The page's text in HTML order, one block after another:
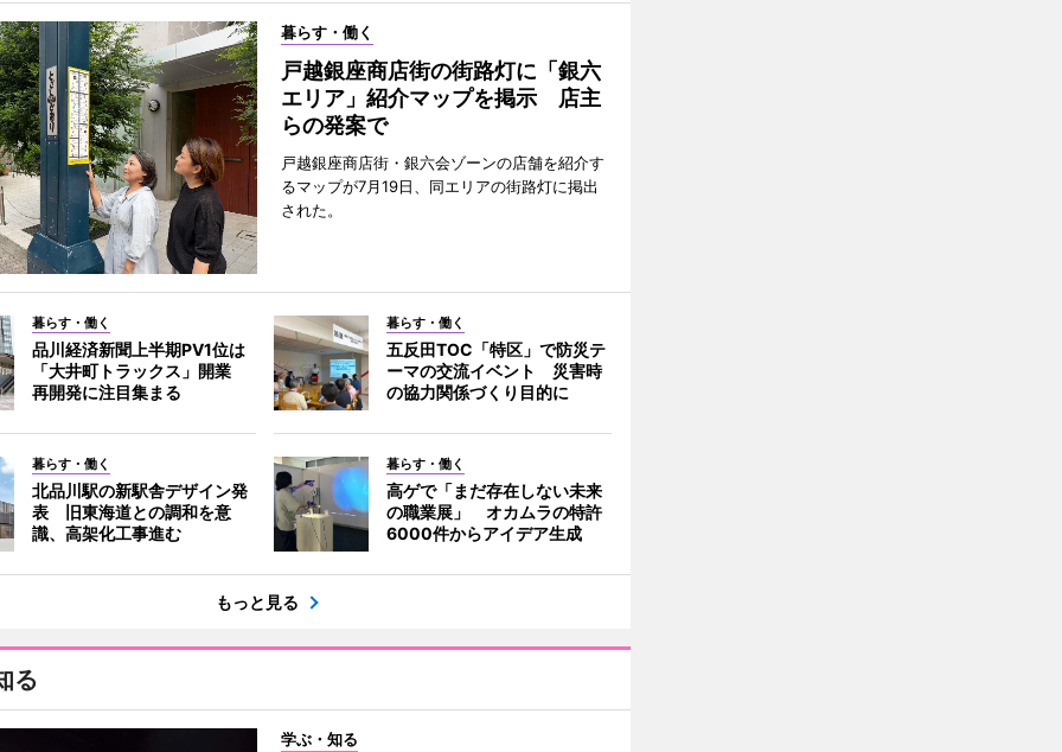
暮らす・働く
戸越銀座商店街の街路灯に「銀六
エリア」紹介マップを掲示 店主
らの発案で
戸越銀座商店街・銀六会ゾーンの店舗を紹介す
るマップが7月19日、同エリアの街路灯に掲出
された。
暮らす・働く
品川経済新聞上半期PV1位は
「大井町トラックス」開業
再開発に注目集まる
暮らす・働く
五反田TOC「特区」で防災テ
ーマの交流イベント 災害時
の協力関係づくり目的に
暮らす・働く
北品川駅の新駅舎デザイン発
表 旧東海道との調和を意
識、高架化工事進む
暮らす・働く
高ゲで「まだ存在しない未来
の職業展」 オカムラの特許
6000件からアイデア生成
もっと見る
る
学ぶ・知る